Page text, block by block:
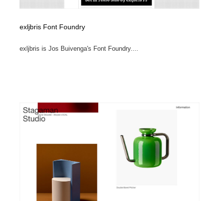
exljbris Font Foundry
exljbris is Jos Buivenga's Font Foundry....